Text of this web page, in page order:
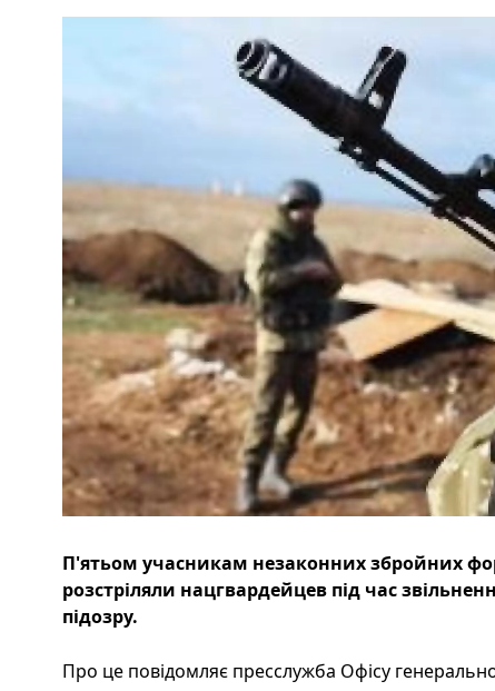
П'ятьом учасникам незаконних збройних
розстріляли нацгвардейцев під час
підозру.
Про це повідомляє пресслужба Офісу